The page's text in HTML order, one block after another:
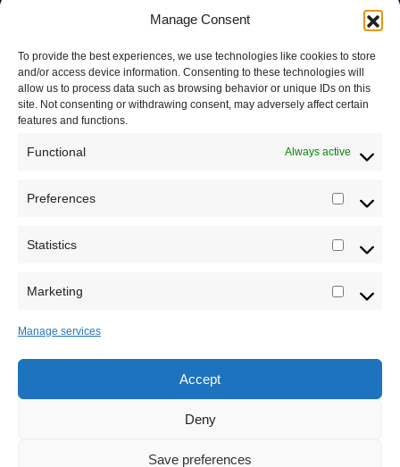
Manage Consent
To provide the best experiences, we use technologies like cookies to store
and/or access device information. Consenting to these technologies will
allow us to process data such as browsing behavior or unique IDs on this
site. Not consenting or withdrawing consent, may adversely affect certain
features and functions.
Functional Always active
Preferences
Statistics
Marketing
Manage services
Accept
Deny
Save preferences
srede u 12h saznajte najnovije vesti iz sveta
Saradnja
Sva prava zadržava Sve o arheologiji 2019-2026